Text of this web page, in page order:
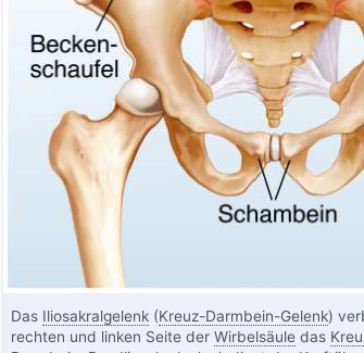
Das Iliosakralgelenk(Kreuz-Darmbein-Gelenk)
rechten und linken Seite der Wirbelsäuledas